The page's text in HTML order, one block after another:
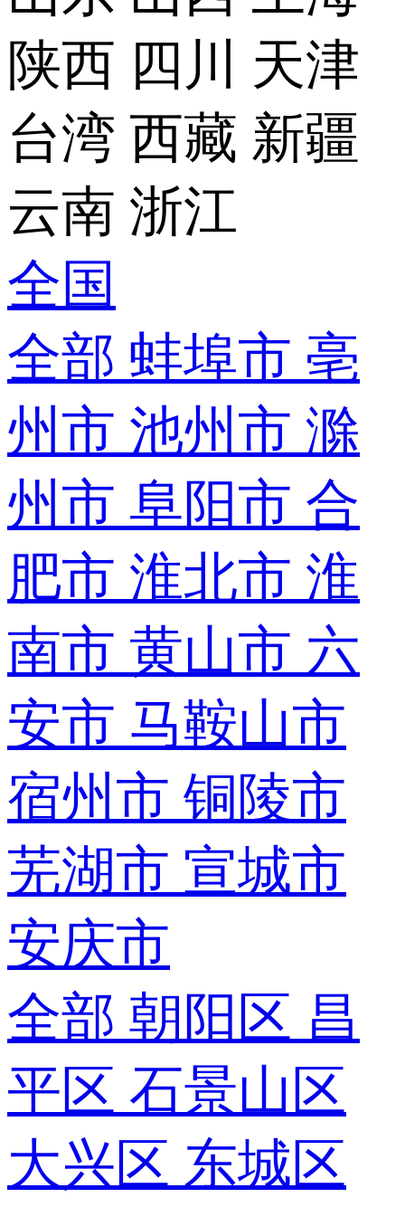
陕西 四川
天津
台湾 西藏 新疆
云南 浙江
全国
全部 蚌埠市 亳
州市 池州市 滁
州市 阜阳市 合
肥市 淮北市 淮
南市 黄山市 六
安市 马鞍山市
宿州市 铜陵市
芜湖市 宣城市
安庆市
全部 朝阳区 昌
平区 石景山区
大兴区 东城区